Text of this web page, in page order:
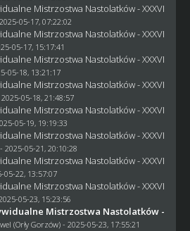
Mistrzostwa Nastolatków - XXXVI
05-17, 07:22:02
Mistrzostwa Nastolatków - XXXVI
05-17, 15:17:41
Mistrzostwa Nastolatków - XXXVI
05-18, 13:21:17
Mistrzostwa Nastolatków - XXXVI
05-18, 21:48:57
Mistrzostwa Nastolatków - XXXVI
05-19, 19:19:33
Mistrzostwa Nastolatków - XXXVI
- 2025-05-21, 20:10:28
Mistrzostwa Nastolatków - XXXVI
05-22, 13:57:07
Mistrzostwa Nastolatków - XXXVI
05-23, 15:23:56
Mistrzostwa Nastolatków -
(Orły Gorzów)- 2025-05-23, 17:55:21